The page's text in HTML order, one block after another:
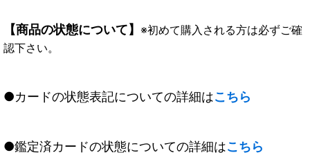
【商品の状態について】 ※初めて購入される方は必ずご確
認下さい。
●カードの状態表記についての詳細はこちら
●鑑定済カードの状態についての詳細はこちら